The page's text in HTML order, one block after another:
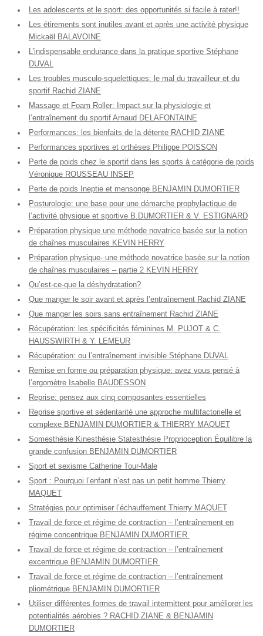
Les adolescents et le sport: des opportunités si facile à rater!!
Les étirements sont inutiles avant et après une activité physique
Mickaël BALAVOINE
L’indispensable endurance dans la pratique sportive Stéphane
DUVAL
Les troubles musculo-squelettiques: le mal du travailleur et du
sportif Rachid ZIANE
Massage et Foam Roller: Impact sur la physiologie et
l’entraînement du sportif Arnaud DELAFONTAINE
Performances: les bienfaits de la détente RACHID ZIANE
Performances sportives et orthèses Philippe POISSON
Perte de poids chez le sportif dans les sports à catégorie de poids
Véronique ROUSSEAU INSEP
Perte de poids Ineptie et mensonge BENJAMIN DUMORTIER
Posturologie: une base pour une démarche prophylactique de
l’activité physique et sportive B.DUMORTIER & V. ESTIGNARD
Préparation physique une méthode novatrice basée sur la notion
de chaînes musculaires KEVIN HERRY
Préparation physique- une méthode novatrice basée sur la notion
de chaînes musculaires – partie 2 KEVIN HERRY
Qu’est-ce-que la déshydratation?
Que manger le soir avant et après l’entraînement Rachid ZIANE
Que manger les soirs sans entraînement Rachid ZIANE
Récupération: les spécificités féminines M. PUJOT & C.
HAUSSWIRTH & Y. LEMEUR
Récupération: ou l’entraînement invisible Stéphane DUVAL
Remise en forme ou préparation physique: avez vous pensé à
l’ergomètre Isabelle BAUDESSON
Reprise: pensez aux cinq composantes essentielles
Reprise sportive et sédentarité une approche multifactorielle et
complexe BENJAMIN DUMORTIER & THIERRY MAQUET
Somesthésie Kinesthésie Statesthésie Proprioception Équilibre la
grande confusion BENJAMIN DUMORTIER
Sport et sexisme Catherine Tour-Male
Sport : Pourquoi l’enfant n’est pas un petit homme Thierry
MAQUET
Stratégies pour optimiser l’échauffement Thierry MAQUET
Travail de force et régime de contraction – l’entraînement en
régime concentrique BENJAMIN DUMORTIER
Travail de force et régime de contraction – l’entraînement
excentrique BENJAMIN DUMORTIER
Travail de force et régime de contraction – l’entraînement
pliométrique BENJAMIN DUMORTIER
Utiliser différentes formes de travail intermittent pour améliorer les
potentialités aérobies ? RACHID ZIANE & BENJAMIN
DUMORTIER